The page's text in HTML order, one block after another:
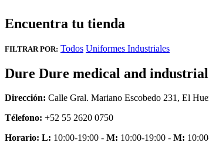
Encuentra tu tienda
FILTRAR POR: Todos Uniformes Industriales
Dure Dure medical and
Dirección: Calle Gral. Mariano Escobedo 231, El
Télefono: +52 55 2620 0750
Horario: L: 10:00-19:00 - M: 10:00-19:00 - M: